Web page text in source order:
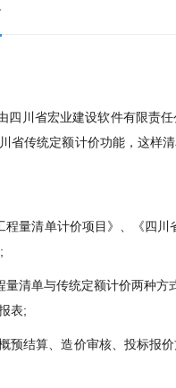
四川省宏业建设软件有限责
省传统定额计价功能，这样
量清单计价项目》、《四川
清单与传统定额计价两种方
表;
结算、造价审核、投标报